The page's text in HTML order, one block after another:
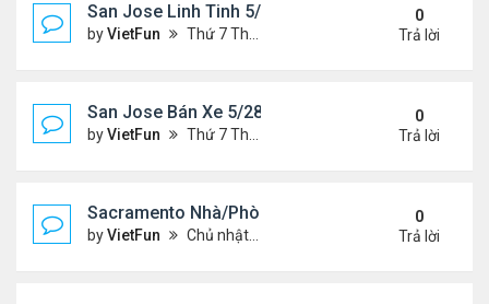
San Jose Linh Tinh 5/28/21 - 6/4/21
byVietFun Thứ 7 Tháng 5 29, 2021 9:52 am
0
Trả lời
San Jose Bán Xe 5/28/21 - 6/4/21
byVietFun Thứ 7 Tháng 5 29, 2021 9:51 am
0
Trả lời
Sacramento Nhà/Phòng 5/21/21- 5/28/21
byVietFun Chủ nhật Tháng 5 23, 2021 2:21 pm
0
Trả lời